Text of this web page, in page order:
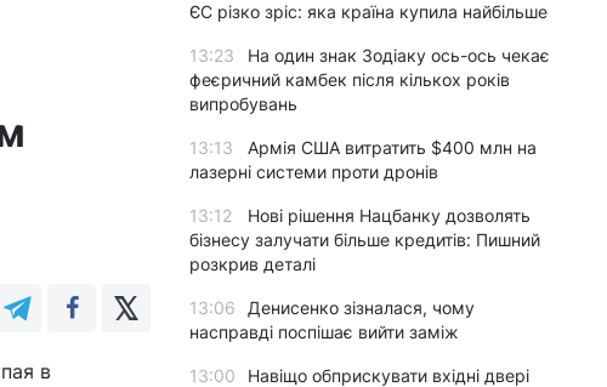
в
ЄС різко зріс: яка країна купила найбільше
13:23
На один знак Зодіаку ось-ось чекає
феєричний камбек після кількох років
випробувань
13:13
Армія США витратить $400 млн на
лазерні системи проти дронів
13:12
Нові рішення Нацбанку дозволять
бізнесу залучати більше кредитів: Пишний
розкрив деталі
13:06
Денисенко зізналася, чому
насправді поспішає вийти заміж
13:00
Навіщо обприскувати вхідні двері